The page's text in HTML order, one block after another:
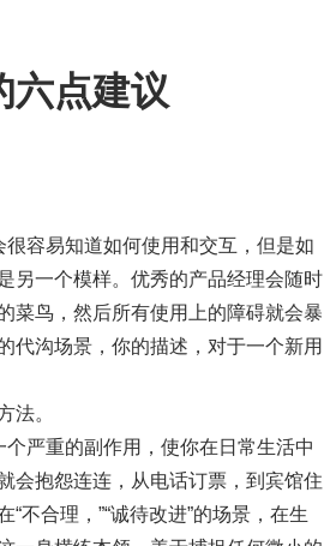
六点建议
容易知道如何使用和交互，但是如
另一个模样。优秀的产品经理会随时
菜鸟，然后所有使用上的障碍就会暴
代沟场景，你的描述，对于一个新用
法。
严重的副作用，使你在日常生活中
会抱怨连连，从电话订票，到宾馆住
不合理，”“诚待改进”的场景，在生